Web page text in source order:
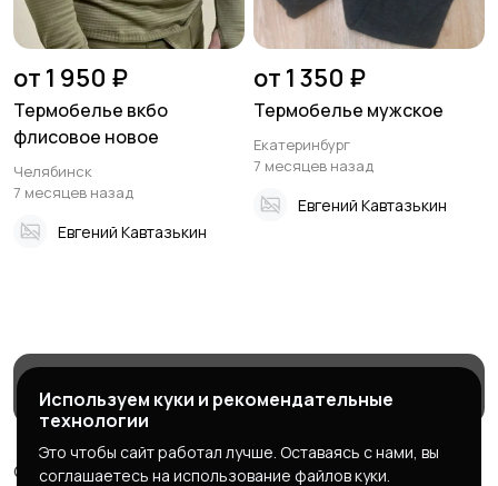
от 1 950 ₽
Термобелье вкбо
флисовое новое
Челябинск
7 месяцев назад
Евгений Кавтазькин
от 1 350 ₽
Термобелье мужское
Екатеринбург
7 месяцев назад
Евгений Кавтазькин
Магазины
© 2026 МаркетБейтс - рыболовный маркетплейс
Используем куки и рекомендательные
технологии
Это чтобы сайт работал лучше. Оставаясь с нами, вы
соглашаетесь на использование файлов куки.